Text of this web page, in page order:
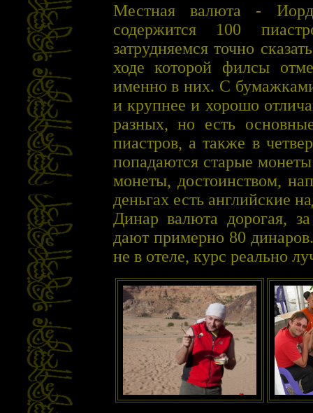
Местная валюта -
содержится 100
затрудняемся точно
ходе которой филсы
именно в них. С
и крупнее и хорошо
разных, но есть
пиастров, а также в
попадаются старые
монеты, достоинством,
деньгах есть английские
Динар валюта дорогая,
дают примерно 80
не в отеле, курс реально